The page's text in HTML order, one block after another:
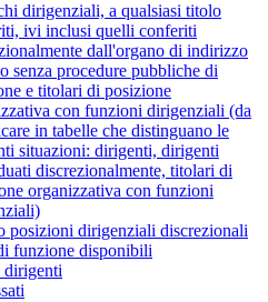
dirigenziali, a qualsiasi titolo
ivi inclusi quelli conferiti
dall'organo di indirizzo
senza procedure pubbliche di
e titolari di posizione
con funzioni dirigenziali (da
in tabelle che distinguano le
situazioni: dirigenti, dirigenti
discrezionalmente, titolari di
organizzativa con funzioni
posizioni dirigenziali discrezionali
funzione disponibili
dirigenti